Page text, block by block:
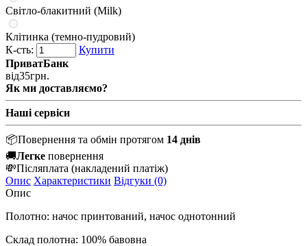
Світло-блакитний (Milk)
Клітинка (темно-пудровий)
К-сть:
Купити
ПриватБанк
від35грн.
Як ми доставляємо?
Наші сервіси
📦Повернення та обмін протягом 14 днів
🚚Легке повернення
💸Післяплата (накладений платіж)
Опис Характеристики Відгуки (0)
Опис
Полотно: начос принтований, начос однотонний
Склад полотна: 100% бавовна